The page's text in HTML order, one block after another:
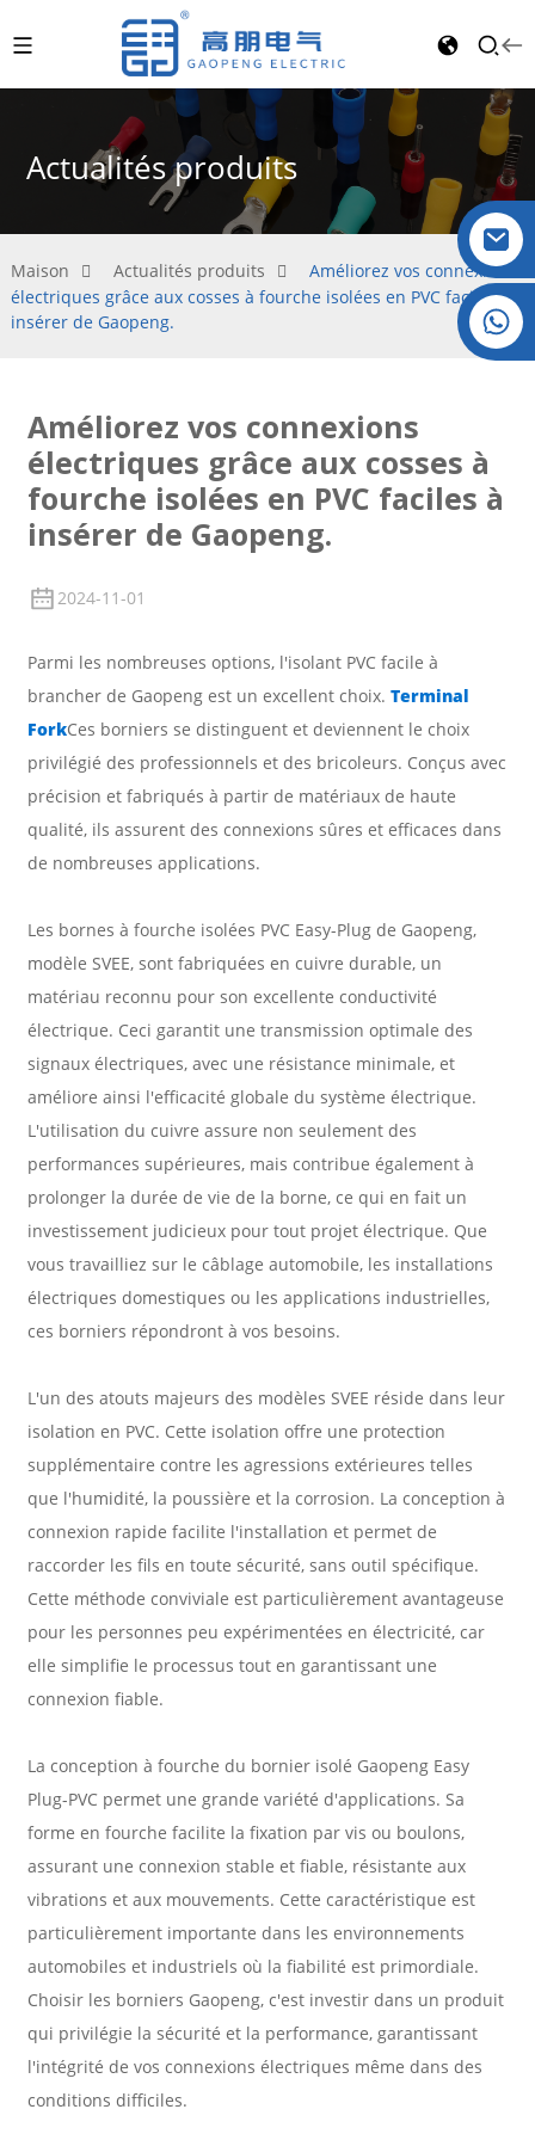
Actualités produits
Maison Actualités produits
Améliorez vos connexions
électriques grâce aux cosses à fourche isolées en PVC faciles à
insérer de Gaopeng.
Améliorez vos connexions
électriques grâce aux cosses à
fourche isolées en PVC faciles à
insérer de Gaopeng.
2024-11-01
Parmi les nombreuses options, l'isolant PVC facile à
brancher de Gaopeng est un excellent choix. Terminal
ForkCes borniers se distinguent et deviennent le choix
privilégié des professionnels et des bricoleurs. Conçus avec
précision et fabriqués à partir de matériaux de haute
qualité, ils assurent des connexions sûres et efficaces dans
de nombreuses applications.
Les bornes à fourche isolées PVC Easy-Plug de Gaopeng,
modèle SVEE, sont fabriquées en cuivre durable, un
matériau reconnu pour son excellente conductivité
électrique. Ceci garantit une transmission optimale des
signaux électriques, avec une résistance minimale, et
améliore ainsi l'efficacité globale du système électrique.
L'utilisation du cuivre assure non seulement des
performances supérieures, mais contribue également à
prolonger la durée de vie de la borne, ce qui en fait un
investissement judicieux pour tout projet électrique. Que
vous travailliez sur le câblage automobile, les installations
électriques domestiques ou les applications industrielles,
ces borniers répondront à vos besoins.
L'un des atouts majeurs des modèles SVEE réside dans leur
isolation en PVC. Cette isolation offre une protection
supplémentaire contre les agressions extérieures telles
que l'humidité, la poussière et la corrosion. La conception à
connexion rapide facilite l'installation et permet de
raccorder les fils en toute sécurité, sans outil spécifique.
Cette méthode conviviale est particulièrement avantageuse
pour les personnes peu expérimentées en électricité, car
elle simplifie le processus tout en garantissant une
connexion fiable.
La conception à fourche du bornier isolé Gaopeng Easy
Plug-PVC permet une grande variété d'applications. Sa
forme en fourche facilite la fixation par vis ou boulons,
assurant une connexion stable et fiable, résistante aux
vibrations et aux mouvements. Cette caractéristique est
particulièrement importante dans les environnements
automobiles et industriels où la fiabilité est primordiale.
Choisir les borniers Gaopeng, c'est investir dans un produit
qui privilégie la sécurité et la performance, garantissant
l'intégrité de vos connexions électriques même dans des
conditions difficiles.